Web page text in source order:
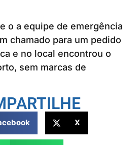
o a equipe de emergência
chamado para um pedido
e no local encontrou o
sem marcas de
X